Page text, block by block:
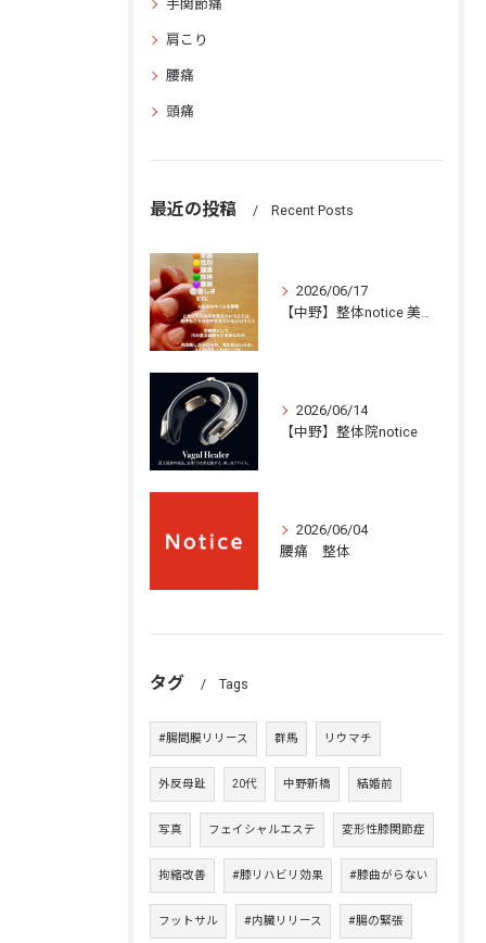
手関節痛
肩こり
腰痛
頭痛
最近の投稿 Recent Posts
2026/06/17
【中野】整体notice 美容とは？
2026/06/14
【中野】整体院notice
2026/06/04
腰痛 整体
タグ Tags
#腸間膜リリース 群馬 リウマチ
外反母趾 20代 中野新橋 結婚前
写真 フェイシャルエステ 変形性膝関節症
拘縮改善 #膝リハビリ効果 #膝曲がらない
フットサル #内臓リリース #腸の緊張